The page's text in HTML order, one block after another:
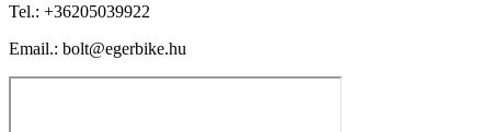
Tel.: +36205039922
Email.: bolt@egerbike.hu